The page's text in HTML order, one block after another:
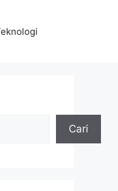
Cari